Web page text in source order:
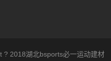
? 2018湖北bsports必一运动建材